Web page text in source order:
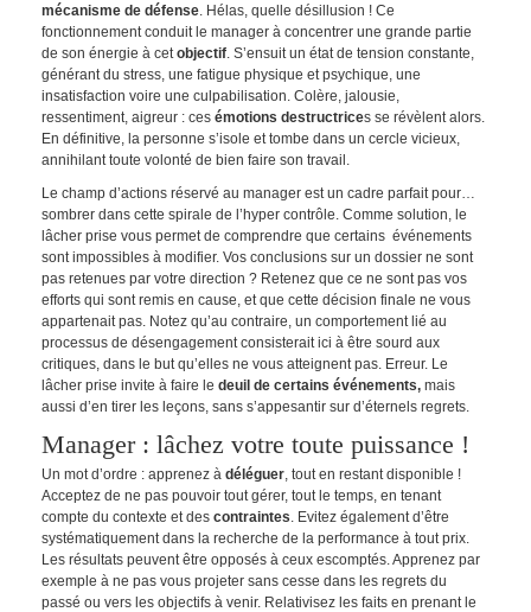
mécanisme de défense. Hélas, quelle désillusion ! Ce
fonctionnement conduit le manager à concentrer une grande partie
de son énergie à cet objectif. S’ensuit un état de tension constante,
générant du stress, une fatigue physique et psychique, une
insatisfaction voire une culpabilisation. Colère, jalousie,
ressentiment, aigreur : ces émotions destructrices se révèlent alors.
En définitive, la personne s’isole et tombe dans un cercle vicieux,
annihilant toute volonté de bien faire son travail.
Le champ d’actions réservé au manager est un cadre parfait pour…
sombrer dans cette spirale de l’hyper contrôle. Comme solution, le
lâcher prise vous permet de comprendre que certains événements
sont impossibles à modifier. Vos conclusions sur un dossier ne sont
pas retenues par votre direction ? Retenez que ce ne sont pas vos
efforts qui sont remis en cause, et que cette décision finale ne vous
appartenait pas. Notez qu’au contraire, un comportement lié au
processus de désengagement consisterait ici à être sourd aux
critiques, dans le but qu’elles ne vous atteignent pas. Erreur. Le
lâcher prise invite à faire le deuil de certains événements,mais
aussi d’en tirer les leçons, sans s’appesantir sur d’éternels regrets.
Manager : lâchez votre toute puissance !
Un mot d’ordre : apprenez à déléguer, tout en restant disponible !
Acceptez de ne pas pouvoir tout gérer, tout le temps, en tenant
compte du contexte et des contraintes . Evitez également d’être
systématiquement dans la recherche de la performance à tout prix.
Les résultats peuvent être opposés à ceux escomptés. Apprenez par
exemple à ne pas vous projeter sans cesse dans les regrets du
passé ou vers les objectifs à venir. Relativisez les faits en prenant le